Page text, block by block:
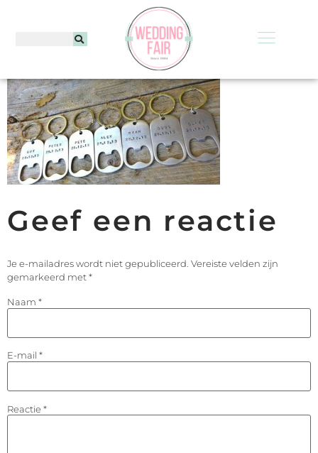
Geef een reactie
Je e-mailadres wordt niet gepubliceerd. Vereiste velden zijn
gemarkeerd met*
Naam *
E-mail *
Reactie *